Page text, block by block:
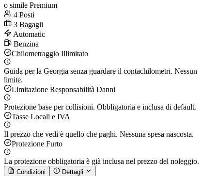
o simile Premium
4 Posti
3 Bagagli
Automatic
Benzina
Chilometraggio Illimitato
Guida per la Georgia senza guardare il contachilometri. Nessun
limite.
Limitazione Responsabilità Danni
Protezione base per collisioni. Obbligatoria e inclusa di default.
Tasse Locali e IVA
Il prezzo che vedi è quello che paghi. Nessuna spesa nascosta.
Protezione Furto
La protezione obbligatoria è già inclusa nel prezzo del noleggio.
Condizioni Dettagli